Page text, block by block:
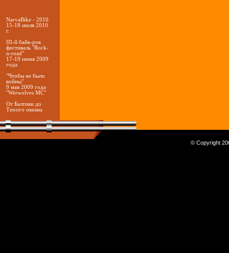
NarvaBike - 2010
15-18 июля 2010
г.
III-й байк-рок
фестиваль "Rock-
n-road"
17-19 июня 2009
года
"Чтобы не было
войны"
9 мая 2009 года
"Werwolves MC"
От Балтики до
Тихого океана
© Copyright